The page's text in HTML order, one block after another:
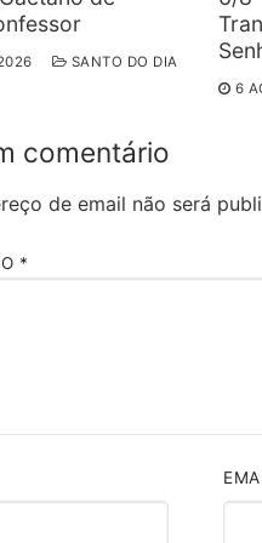
SANTO DO DIA
6
comentário
de email não será
*